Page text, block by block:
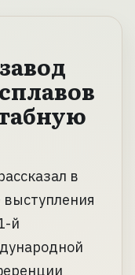
в
выступления
й